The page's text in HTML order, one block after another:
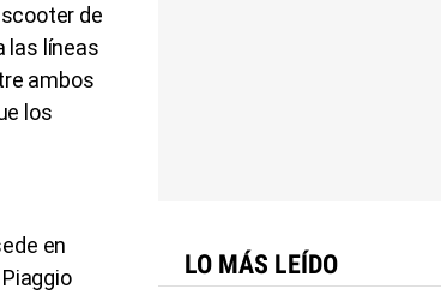
de
las líneas
ambos
los
en
LO MÁS LEÍDO